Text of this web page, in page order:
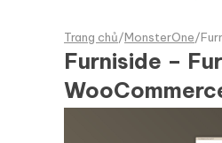
Trang chủ/MonsterOne/
Furniside –